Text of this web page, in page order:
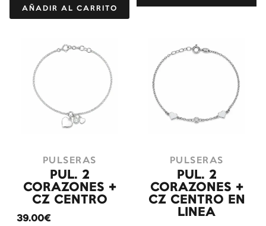
AÑADIR AL CARRITO
PULSERAS
PUL. 2
CORAZONES +
CZ CENTRO
39.00€
PULSERAS
PUL. 2
CORAZONES +
CZ CENTRO EN
LINEA